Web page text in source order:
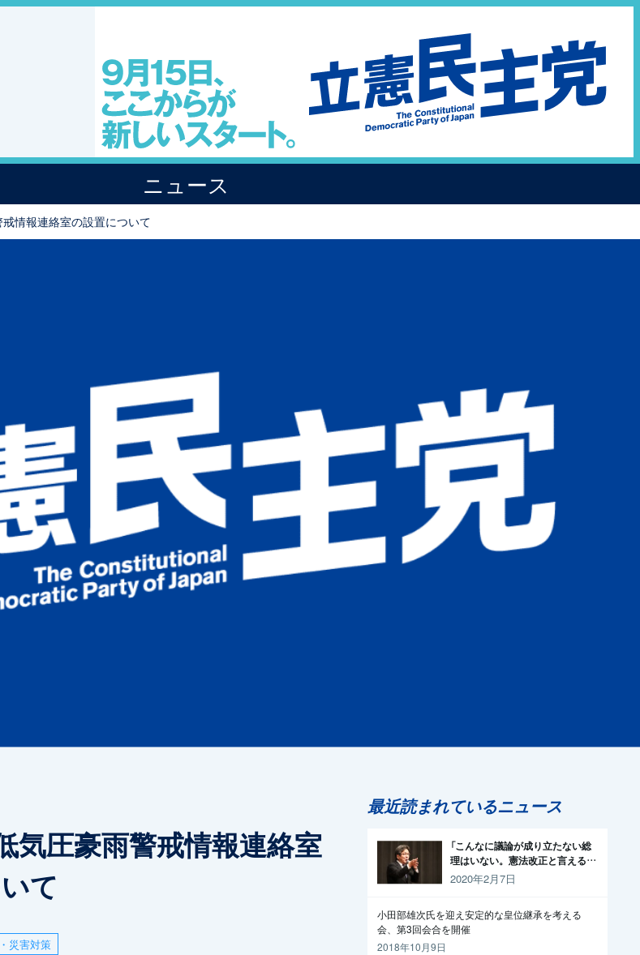
ニュース
情報連絡室の設置について
気圧豪雨警戒情報連絡室
て
災害対策
最近読まれているニュース
「こんなに議論が成り立たない総
理はいない。憲法改正と言える資
格がどこにある。市民と野党の力
で引きずり下ろそう」杉尾議員
2020年2月7日
小田部雄次氏を迎え安定的な皇位継承を考える
会、第3回会合を開催
2018年10月9日